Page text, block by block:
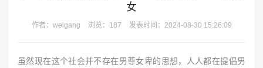
女
作者：weigang 浏览：187 发表时间：2024-08-30 15:26:09
虽然现在这个社会并不存在男尊女卑的思想，人人都在提倡男